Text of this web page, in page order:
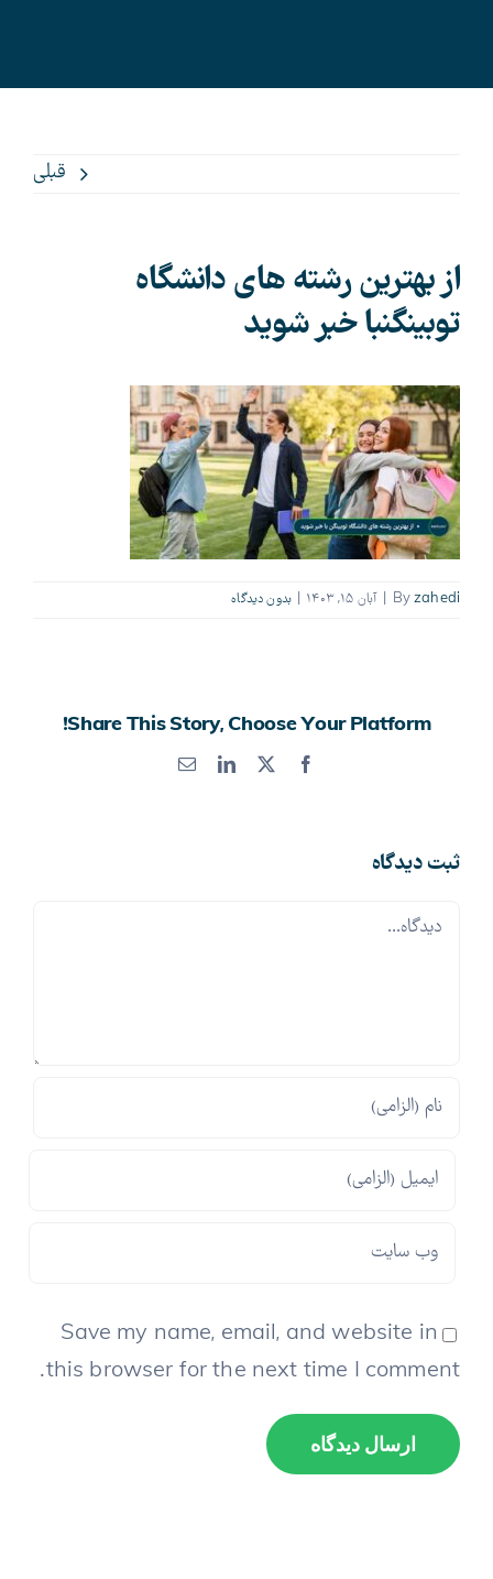
قبلی
از بهترین رشته های دانشگاه
توبینگنبا خبر شوید
Byzahedi آبان ۱۵, ۱۴۰۳ بدون ديدگاه
Share This Story, Choose Your Platform!
Facebook
X
LinkedInپست
ثبت ديدگاه
Comment
Save my name, email, and website in
this browser for the next time I comment.